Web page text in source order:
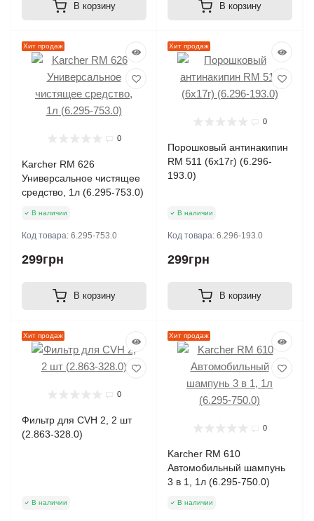
В корзину В корзину
Хит продаж
0
Karcher RM 626
Универсальное чистящее
средство, 1л (6.295-753.0)
В наличии
Код товара: 6.295-753.0
299грн
В корзину
Хит продаж
0
Порошковый антинакипин
RM 511 (6x17г) (6.296-
193.0)
В наличии
Код товара: 6.296-193.0
299грн
В корзину
Хит продаж
0
Фильтр для CVH 2, 2 шт
(2.863-328.0)
В наличии
Хит продаж
0
Karcher RM 610
Автомобильный шампунь
3 в 1, 1л (6.295-750.0)
В наличии